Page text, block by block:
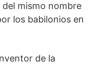
mismo nombre
los babilonios en
de la